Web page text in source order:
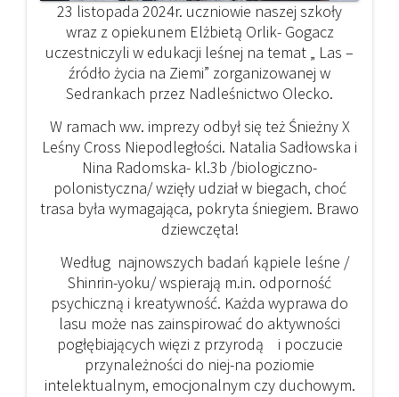
23 listopada 2024r. uczniowie naszej szkoły
wraz z opiekunem Elżbietą Orlik- Gogacz
uczestniczyli w edukacji leśnej na temat „ Las –
źródło życia na Ziemi” zorganizowanej w
Sedrankach przez Nadleśnictwo Olecko.
W ramach ww. imprezy odbył się też Śnieżny X
Leśny Cross Niepodległości. Natalia Sadłowska i
Nina Radomska- kl.3b /biologiczno-
polonistyczna/ wzięły udział w biegach, choć
trasa była wymagająca, pokryta śniegiem. Brawo
dziewczęta!
Według najnowszych badań kąpiele leśne /
Shinrin-yoku/ wspierają m.in. odporność
psychiczną i kreatywność. Każda wyprawa do
lasu może nas zainspirować do aktywności
pogłębiających więzi z przyrodą i poczucie
przynależności do niej-na poziomie
intelektualnym, emocjonalnym czy duchowym.